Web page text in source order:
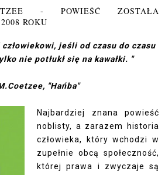
- POWIEŚĆ ZOSTAŁA
ROKU
jeśli od czasu do czasu
nie potłukł się na kawałki. "
"Hańba"
Najbardziej znana powieść
noblisty, a zarazem historia
człowieka, który wchodzi w
zupełnie obcą społeczność,
której prawa i zwyczaje są